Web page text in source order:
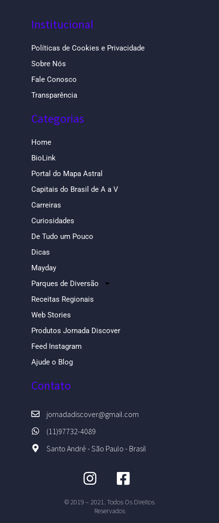
Institucional
Políticas de Cookies e Privacidade
Sobre Nós
Fale Conosco
Transparência
Categorias
Home
BioLink
Portal do Mapa Astral
Capitais do Brasil de A a V
Carreiras
Curiosidades
De Tudo um Pouco
Dicas
Mayday
Parques de Diversão
Receitas Regionais
Web Stories
Produtos Jornada Discover
Feed Instagram
Ajude o Blog
Contato
jornadadiscover@gmail.com
(11)97732-4089
Santo André - São Paulo - Brasil
© 2019 – 2021. Todos Os Direitos
Reservados